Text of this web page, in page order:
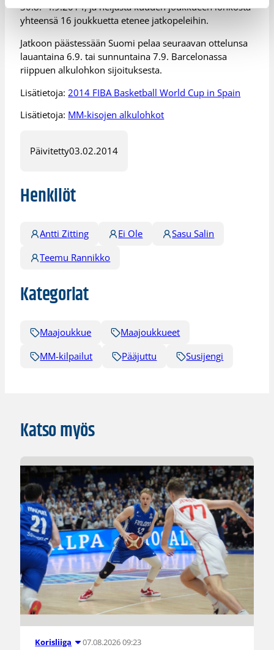
30.8.–4.9.2014, ja neljästä kuuden joukkueen lohkosta
yhteensä 16 joukkuetta etenee jatkopeleihin.
Jatkoon päästessään Suomi pelaa seuraavan ottelunsa
lauantaina 6.9. tai sunnuntaina 7.9. Barcelonassa
riippuen alkulohkon sijoituksesta.
Lisätietoja: 2014 FIBA Basketball World Cup in Spain
Lisätietoja: MM-kisojen alkulohkot
Päivitetty03.02.2014
Henkilöt
Antti Zitting Ei Ole
Sasu Salin
Teemu Rannikko
Kategoriat
Maajoukkue
Maajoukkueet
MM-kilpailut
Pääjuttu Susijengi
Katso myös
Korisliiga 07.08.2026 09:23